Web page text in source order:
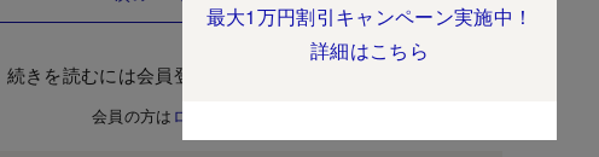
続きを読むには会員登録が必要です。
会員の方は ログイン
最大1万円割引キャンペーン実施中！
詳細はこちら